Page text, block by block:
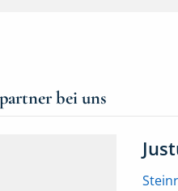
bei uns